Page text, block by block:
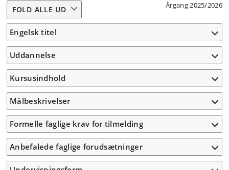
Årgang 2025/2026
FOLD ALLE UD
Engelsk titel
Uddannelse
Kursusindhold
Målbeskrivelser
Formelle faglige krav for tilmelding
Anbefalede faglige forudsætninger